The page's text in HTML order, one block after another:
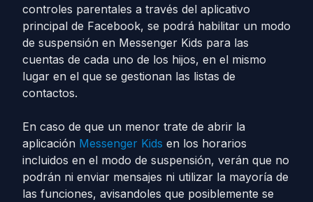
controles parentales a través del aplicativo
principal de Facebook, se podrá habilitar un modo
de suspensión en Messenger Kids para las
cuentas de cada uno de los hijos, en el mismo
lugar en el que se gestionan las listas de
contactos.
En caso de que un menor trate de abrir la
aplicación Messenger Kids en los horarios
incluidos en el modo de suspensión, verán que no
podrán ni enviar mensajes ni utilizar la mayoría de
las funciones, avisandoles que posiblemente se